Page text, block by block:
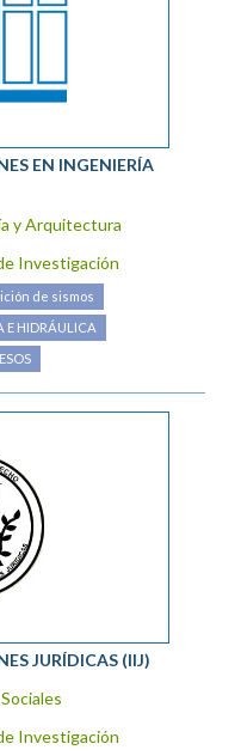
EN INGENIERÍA
y Arquitectura
Investigación
de sismos
E HIDRÁULICA
JURÍDICAS (IIJ)
Investigación